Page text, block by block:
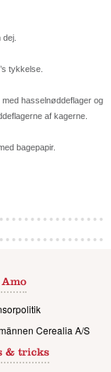
dej.
tykkelse.
hasselnøddeflager og
af kagerne.
bagepapir.
Amo
Cerealia A/S
& tricks